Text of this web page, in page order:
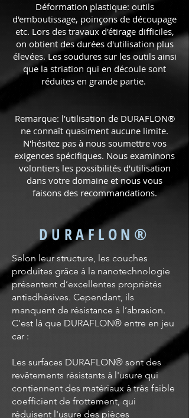
Déformation plastique: outils
d'emboutissage, poinçons de découpage
etc. Lors des travaux d'étirage difficiles,
on obtient des durées d'utilisation plus
élevées. Les soudures sur les outils ainsi
que la striation qui en découle sont
réduites en grande partie.
Remarque: l'utilisation de DURAFLON®
ne connaît quasiment aucune limite.
N'hésitez pas à nous soumettre vos
exigences spécifiques. Nous examinons
volontiers les possibilités d'utilisation
dans votre domaine et nous vous
faisons des recommandations.
DURAFLON®
Selon leur structure, les couches
produites grâce à la nanotechnologie
présentent d’excellentes propriétés
antiadhésives. Cependant, ils
manquent de résistance à l’abrasion.
C'est là que DURAFLON® entre en jeu
car :
Les surfaces DURAFLON® sont des
revêtements résistants à l'usure qui
contiennent des matériaux à très faible
coefficient de frottement, qui
réduisent l'usure des pièces